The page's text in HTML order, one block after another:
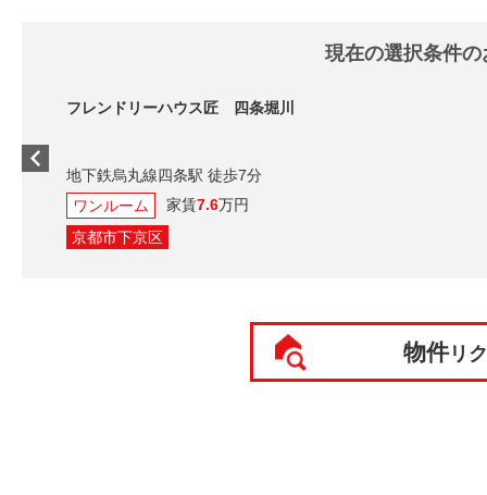
現在の選択条件
フレンドリーハウス匠 四条堀川
地下鉄烏丸線四条駅 徒歩7分
ワンルーム
家賃7.6万円
京都市下京区
物件リ